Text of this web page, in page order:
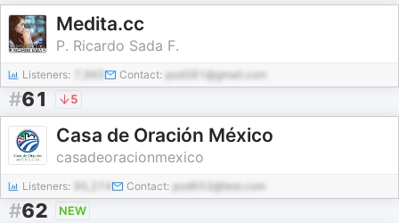
Medita.cc
P. Ricardo Sada F.
Listeners: Contact: pod381@gmail.com
#61 5
Casa de Oración México
casadeoracionmexico
Listeners: Contact: pod653@test.com
#62 NEW